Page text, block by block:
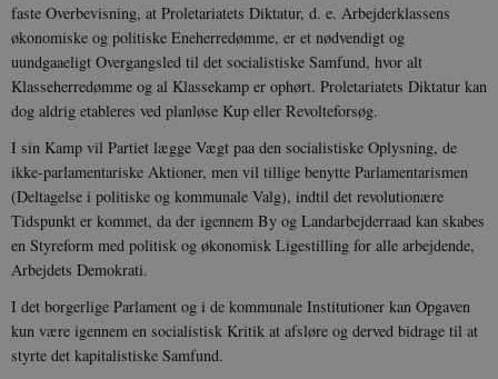
faste Overbevisning, at Proletariatets Diktatur, d. e. Arbejderklassens
økonomiske og politiske Eneherredømme, er et nødvendigt og
uundgaaeligt Overgangsled til det socialistiske Samfund, hvor alt
Klasseherredømme og al Klassekamp er ophørt. Proletariatets Diktatur kan
dog aldrig etableres ved planløse Kup eller Revolteforsøg.
I sin Kamp vil Partiet lægge Vægt paa den socialistiske Oplysning, de
ikke-parlamentariske Aktioner, men vil tillige benytte Parlamentarismen
(Deltagelse i politiske og kommunale Valg), indtil det revolutionære
Tidspunkt er kommet, da der igennem By og Landarbejderraad kan skabes
en Styreform med politisk og økonomisk Ligestilling for alle arbejdende,
Arbejdets Demokrati.
I det borgerlige Parlament og i de kommunale Institutioner kan Opgaven
kun være igennem en socialistisk Kritik at afsløre og derved bidrage til at
styrte det kapitalistiske Samfund.